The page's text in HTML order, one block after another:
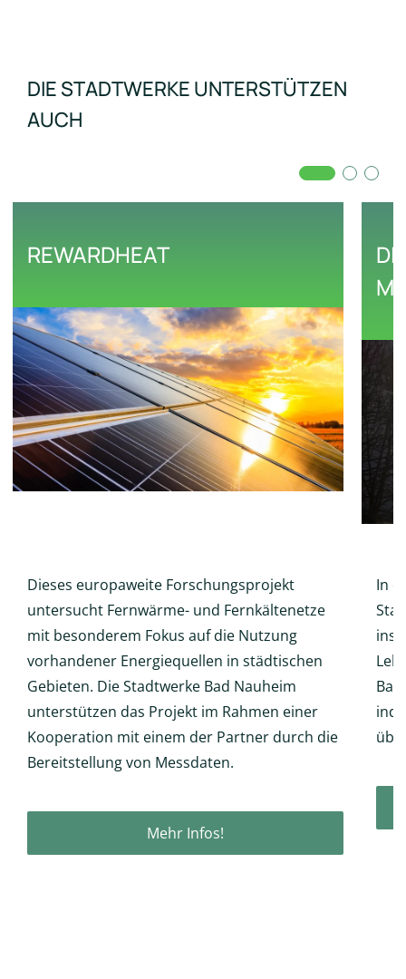
DIE STADTWERKE UNTERSTÜTZEN
AUCH
REWARDHEAT
Dieses europaweite Forschungsprojekt
untersucht Fernwärme- und Fernkältenetze
mit besonderem Fokus auf die Nutzung
vorhandener Energiequellen in städtischen
Gebieten. Die Stadtwerke Bad Nauheim
unterstützen das Projekt im Rahmen einer
Kooperation mit einem der Partner durch die
Bereitstellung von Messdaten.
Mehr Infos!
In